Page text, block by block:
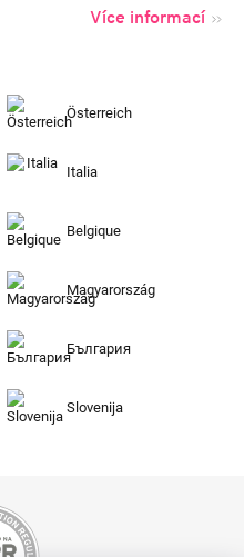
Více informací
Österreich
Italia
Belgique
Magyarország
България
Slovenija